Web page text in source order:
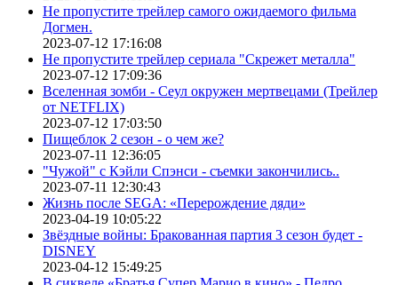
Не пропустите трейлер самого ожидаемого фильма
Догмен.
2023-07-12 17:16:08
Не пропустите трейлер сериала "Скрежет металла"
2023-07-12 17:09:36
Вселенная зомби - Сеул окружен мертвецами (Трейлер
от NETFLIX)
2023-07-12 17:03:50
Пищеблок 2 сезон - о чем же?
2023-07-11 12:36:05
"Чужой" с Кэйли Спэнси - съемки закончились..
2023-07-11 12:30:43
Жизнь после SEGA: «Перерождение дяди»
2023-04-19 10:05:22
Звёздные войны: Бракованная партия 3 сезон будет -
DISNEY
2023-04-12 15:49:25